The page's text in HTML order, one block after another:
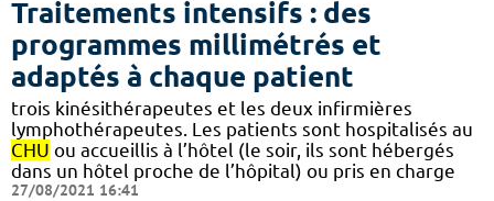
Traitements intensifs : des
programmes millimétrés et
adaptés à chaque patient
trois kinésithérapeutes et les deux infirmières
lymphothérapeutes. Les patients sont hospitalisés au
CHU ou accueillis à l’hôtel (le soir, ils sont hébergés
dans un hôtel proche de l’hôpital) ou pris en charge
27/08/2021 16:41